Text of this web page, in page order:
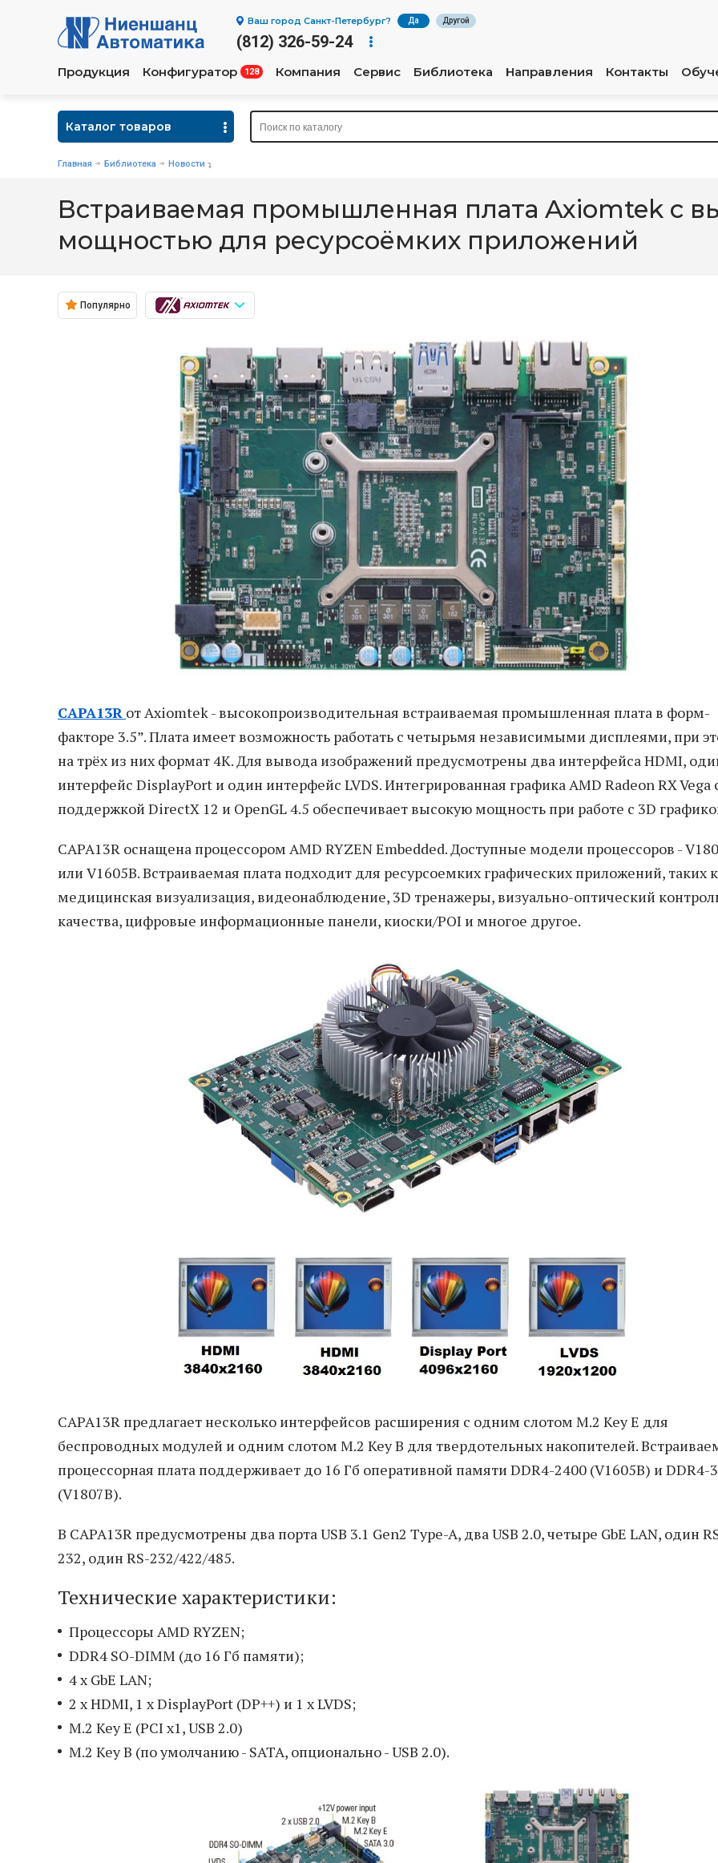
Ваш город Санкт-Петербург? Да Другой
(812) 326-59-24
Продукция Конфигуратор 128 Компания Сервис Библиотека Направления Контакты
Каталог товаров
Главная Библиотека Новости
Встраиваемая промышленная плата Axiomtek с
мощностью для ресурсоёмких приложений
Популярно
CAPA13R от Axiomtek - высокопроизводительная встраиваемая промышленная плата в форм-
факторе 3.5”. Плата имеет возможность работать с четырьмя независимыми дисплеями, при
на трёх из них формат 4К. Для вывода изображений предусмотрены два интерфейса HDMI,
интерфейс DisplayPort и один интерфейс LVDS. Интегрированная графика AMD Radeon RX Vega
поддержкой DirectX 12 и OpenGL 4.5 обеспечивает высокую мощность при работе с 3D
CAPA13R оснащена процессором AMD RYZEN Embedded. Доступные модели процессоров -
или V1605B. Встраиваемая плата подходит для ресурсоемких графических приложений, таких
медицинская визуализация, видеонаблюдение, 3D тренажеры, визуально-оптический
качества, цифровые информационные панели, киоски/POI и многое другое.
CAPA13R предлагает несколько интерфейсов расширения с одним слотом M.2 Key E для
беспроводных модулей и одним слотом M.2 Key B для твердотельных накопителей.
процессорная плата поддерживает до 16 Гб оперативной памяти DDR4-2400 (V1605B) и DDR4-
(V1807B).
В CAPA13R предусмотрены два порта USB 3.1 Gen2 Type-A, два USB 2.0, четыре GbE LAN, один
232, один RS-232/422/485.
Технические характеристики:
Процессоры AMD RYZEN;
DDR4 SO-DIMM (до 16 Гб памяти);
4 х GbE LAN;
2 х HDMI, 1 х DisplayPort (DP++) и 1 х LVDS;
M.2 Key E (PCI x1, USB 2.0)
M.2 Key B (по умолчанию - SATA, опционально - USB 2.0).